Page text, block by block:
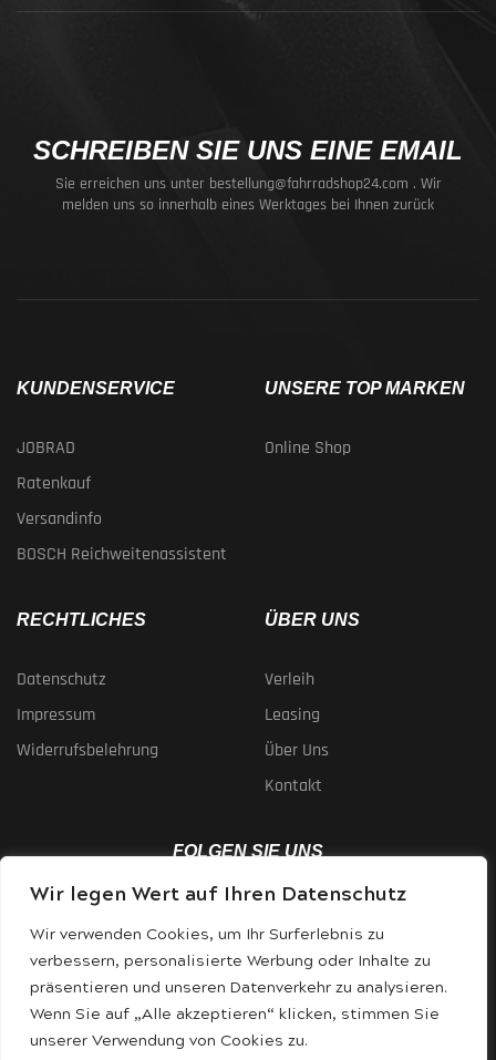
Wir legen Wert auf Ihren Datenschutz
Wir verwenden Cookies, um Ihr Surferlebnis zu
verbessern, personalisierte Werbung oder Inhalte zu
präsentieren und unseren Datenverkehr zu analysieren.
Wenn Sie auf „Alle akzeptieren“ klicken, stimmen Sie
unserer Verwendung von Cookies zu.
SCHREIBEN SIE UNS EINE EMAIL
Sie erreichen uns unter bestellung@fahrradshop24.com . Wir
melden uns so innerhalb eines Werktages bei Ihnen zurück
KUNDENSERVICE
JOBRAD
Ratenkauf
Versandinfo
BOSCH Reichweitenassistent
UNSERE TOP MARKEN
Online Shop
RECHTLICHES
Datenschutz
Impressum
Widerrufsbelehrung
ÜBER UNS
Verleih
Leasing
Über Uns
Kontakt
FOLGEN SIE UNS
VERFÜGBARE ZAHLUNGSMETHODEN